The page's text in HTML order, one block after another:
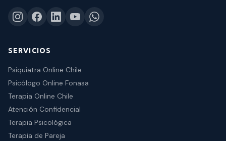
SERVICIOS
Psiquiatra Online Chile
Psicólogo Online Fonasa
Terapia Online Chile
Atención Confidencial
Terapia Psicológica
Terapia de Pareja